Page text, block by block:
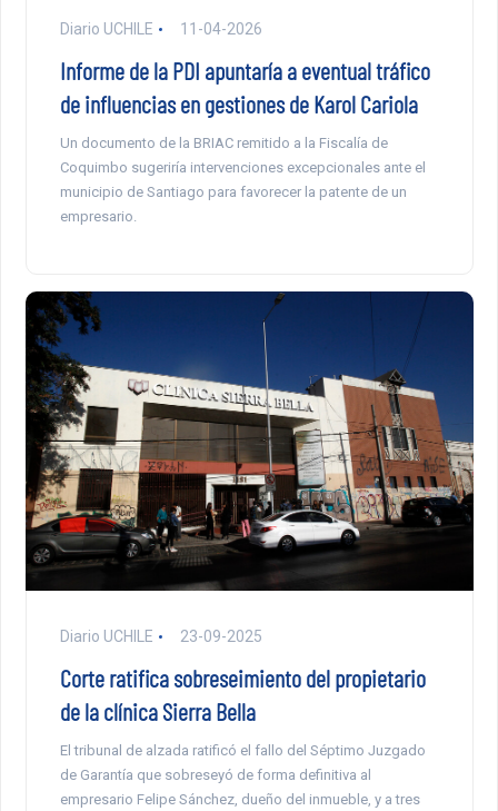
Diario UCHILE 11-04-2026
Informe de la PDI apuntaría a eventual tráfico
de influencias en gestiones de Karol Cariola
Un documento de la BRIAC remitido a la Fiscalía de
Coquimbo sugeriría intervenciones excepcionales ante el
municipio de Santiago para favorecer la patente de un
empresario.
Diario UCHILE 23-09-2025
Corte ratifica sobreseimiento del propietario
de la clínica Sierra Bella
El tribunal de alzada ratificó el fallo del Séptimo Juzgado
de Garantía que sobreseyó de forma definitiva al
empresario Felipe Sánchez, dueño del inmueble, y a tres